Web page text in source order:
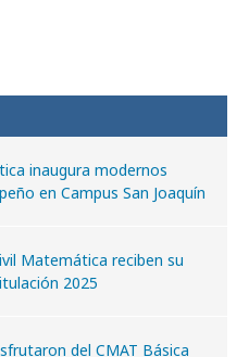
inaugura modernos
en Campus San Joaquín
Matemática reciben su
2025
del CMAT Básica